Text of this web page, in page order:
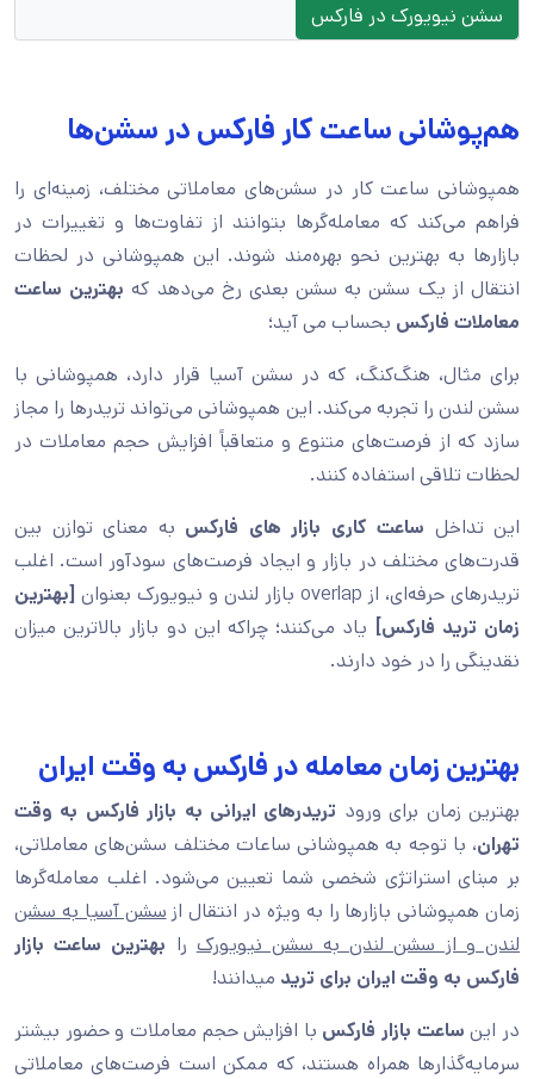
سشن نیویورک در فارکس
هم‌پوشانی ساعت کار فارکس در سشن‌ها
همپوشانی ساعت کار در سشن‌های معاملاتی مختلف، زمینه‌ای را
فراهم می‌کند که معامله‌گرها بتوانند از تفاوت‌ها و تغییرات در
بازارها به بهترین نحو بهره‌مند شوند. این همپوشانی در لحظات
انتقال از یک سشن به سشن بعدی رخ می‌دهد که بهترین ساعت
معاملات فارکس بحساب می آید؛
برای مثال، هنگ‌کنگ، که در سشن آسیا قرار دارد، همپوشانی با
سشن لندن را تجربه می‌کند. این همپوشانی می‌تواند تریدرها را مجاز
سازد که از فرصت‌های متنوع و متعاقباً افزایش حجم معاملات در
لحظات تلاقی استفاده کنند.
این تداخل ساعت کاری بازار های فارکس به‌ معنای توازن بین
قدرت‌های مختلف در بازار و ایجاد فرصت‌های سودآور است. اغلب
تریدرهای حرفه‌ای، از overlap بازار لندن و نیویورک بعنوان
[بهترین
زمان ترید فارکس] یاد می‌کنند؛ چراکه این دو بازار بالاترین میزان
نقدینگی را در خود دارند.
بهترین زمان معامله در فارکس به وقت ایران
بهترین زمان برای ورود تریدرهای ایرانی به بازار فارکس به وقت
تهران، با توجه به همپوشانی ساعات مختلف سشن‌های معاملاتی،
بر مبنای استراتژی شخصی شما تعیین می‌شود. اغلب معامله‌گرها
زمان همپوشانی بازارها را به‌ ویژه در انتقال ازسشن آسیا به سشن
لندن و از سشن لندن به سشن نیویورکرا بهترین ساعت بازار
فارکس به وقت ایران برای ترید میدانند!
در این ساعت بازار فارکس با افزایش حجم معاملات و حضور بیشتر
سرمایه‌گذارها همراه هستند، که ممکن است فرصت‌های معاملاتی